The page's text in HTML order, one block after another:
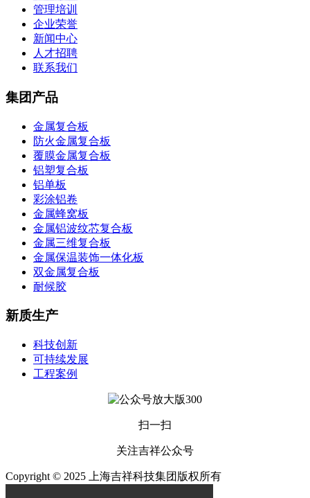
管理培训
企业荣誉
新闻中心
人才招聘
联系我们
集团产品
金属复合板
防火金属复合板
覆膜金属复合板
铝塑复合板
铝单板
彩涂铝卷
金属蜂窝板
金属铝波纹芯复合板
金属三维复合板
金属保温装饰一体化板
双金属复合板
耐候胶
新质生产
科技创新
可持续发展
工程案例
扫一扫
关注吉祥公众号
Copyright © 2025 上海吉祥科技集团版权所有